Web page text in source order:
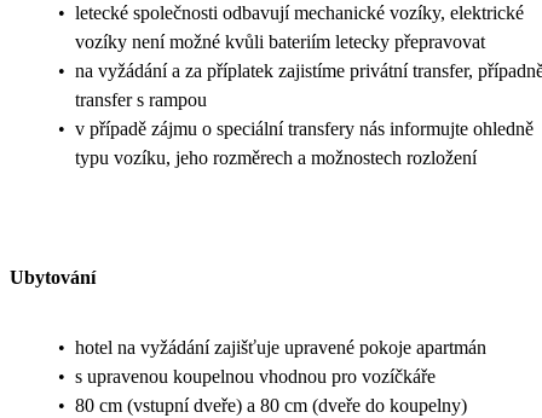
• letecké společnosti odbavují mechanické vozíky, elektrické
vozíky není možné kvůli bateriím letecky přepravovat
• na vyžádání a za příplatek zajistíme privátní transfer,
transfer s rampou
• v případě zájmu o speciální transfery nás informujte ohledně
typu vozíku, jeho rozměrech a možnostech rozložení
Ubytování
• hotel na vyžádání zajišťuje upravené pokoje apartmán
• s upravenou koupelnou vhodnou pro vozíčkáře
• 80 cm (vstupní dveře) a 80 cm (dveře do koupelny)